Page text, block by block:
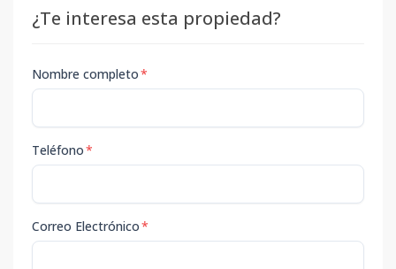
¿Te interesa esta propiedad?
Nombre completo*
Teléfono*
Correo Electrónico*